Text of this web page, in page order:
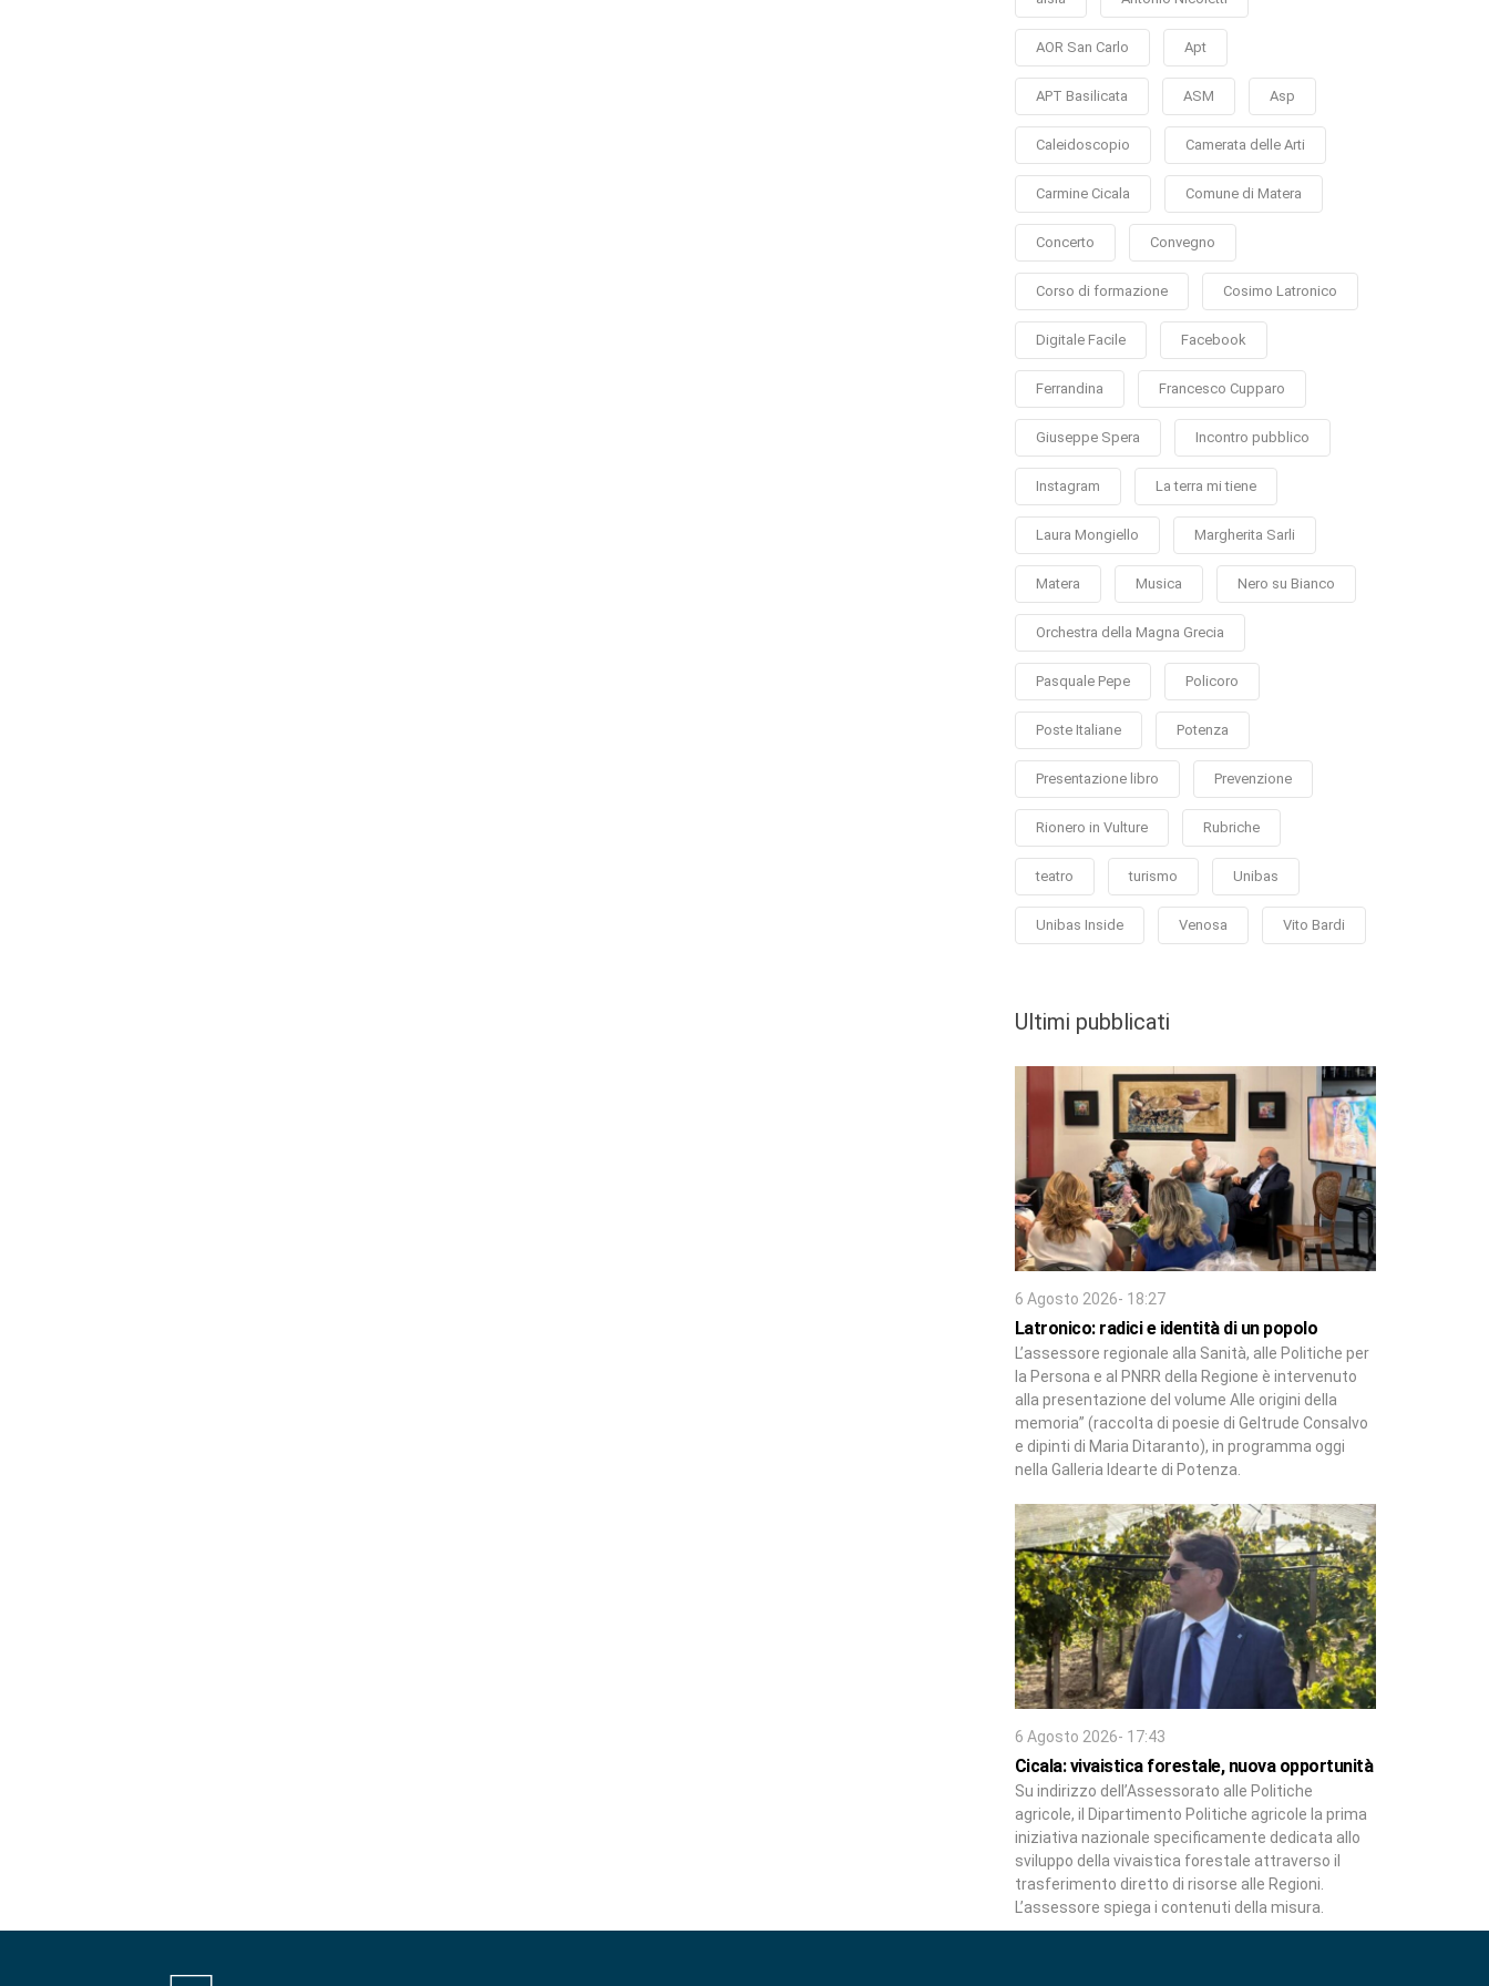
AOR San Carlo Apt
APT Basilicata ASM Asp
Caleidoscopio Camerata delle Arti
Carmine Cicala Comune di Matera
Concerto Convegno
Corso di formazione Cosimo Latronico
Digitale Facile Facebook
Ferrandina Francesco Cupparo
Giuseppe Spera Incontro pubblico
Instagram La terra mi tiene
Laura Mongiello Margherita Sarli
Matera Musica Nero su Bianco
Orchestra della Magna Grecia
Pasquale Pepe Policoro
Poste Italiane Potenza
Presentazione libro Prevenzione
Rionero in Vulture Rubriche
teatro turismo Unibas
Unibas Inside Venosa Vito Bardi
Ultimi pubblicati
6 Agosto 2026- 18:27
Latronico: radici e identità di un popolo
L’assessore regionale alla Sanità, alle Politiche per
la Persona e al PNRR della Regione è intervenuto
alla presentazione del volume Alle origini della
memoria” (raccolta di poesie di Geltrude Consalvo
e dipinti di Maria Ditaranto), in programma oggi
nella Galleria Idearte di Potenza.
6 Agosto 2026- 17:43
Cicala: vivaistica forestale, nuova opportunità
Su indirizzo dell’Assessorato alle Politiche
agricole, il Dipartimento Politiche agricole la prima
iniziativa nazionale specificamente dedicata allo
sviluppo della vivaistica forestale attraverso il
trasferimento diretto di risorse alle Regioni.
L’assessore spiega i contenuti della misura.